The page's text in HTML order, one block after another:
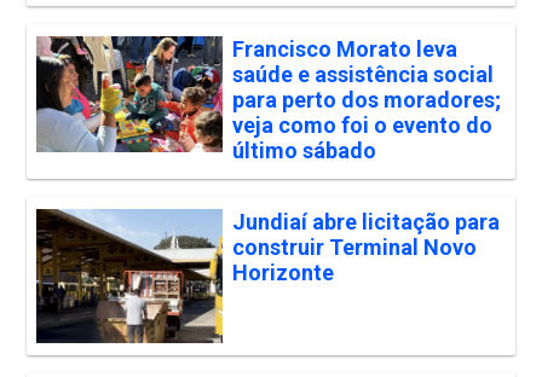
Francisco Morato leva
saúde e assistência social
para perto dos moradores;
veja como foi o evento do
último sábado
Jundiaí abre licitação para
construir Terminal Novo
Horizonte